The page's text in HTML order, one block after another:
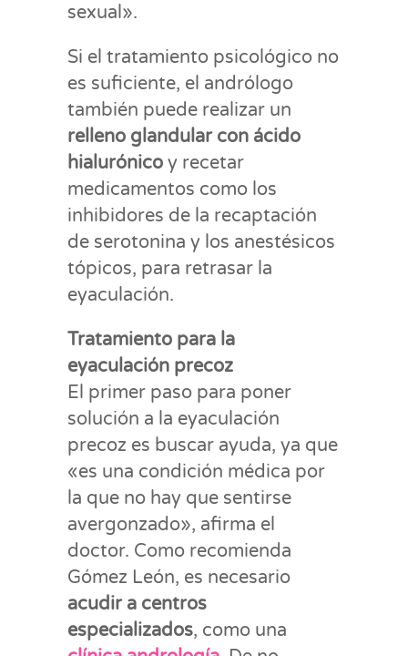
sexual».
Si el tratamiento psicológico no
es suficiente, el andrólogo
también puede realizar un
relleno glandular con ácido
hialurónico y recetar
medicamentos como los
inhibidores de la recaptación
de serotonina y los anestésicos
tópicos, para retrasar la
eyaculación.
Tratamiento para la
eyaculación precoz
El primer paso para poner
solución a la eyaculación
precoz es buscar ayuda, ya que
«es una condición médica por
la que no hay que sentirse
avergonzado», afirma el
doctor. Como recomienda
Gómez León, es necesario
acudir a centros
especializados, como una